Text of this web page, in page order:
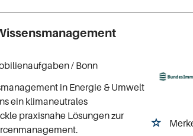
/ Bonn
in Energie & Umwelt
ein klimaneutrales
praxisnahe Lösungen zur